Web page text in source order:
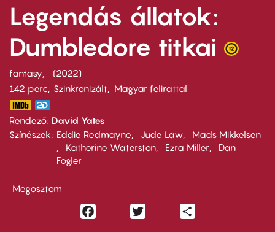
Legendás állatok:
Dumbledore titkai
fantasy
2022
142 perc,
Szinkronizált Magyar felirattal
Rendező David Yates
Színészek
Eddie Redmayne Jude Law
Mads Mikkelsen
Katherine Waterston
Ezra Miller
Dan
Fogler
Megosztom
Facebook